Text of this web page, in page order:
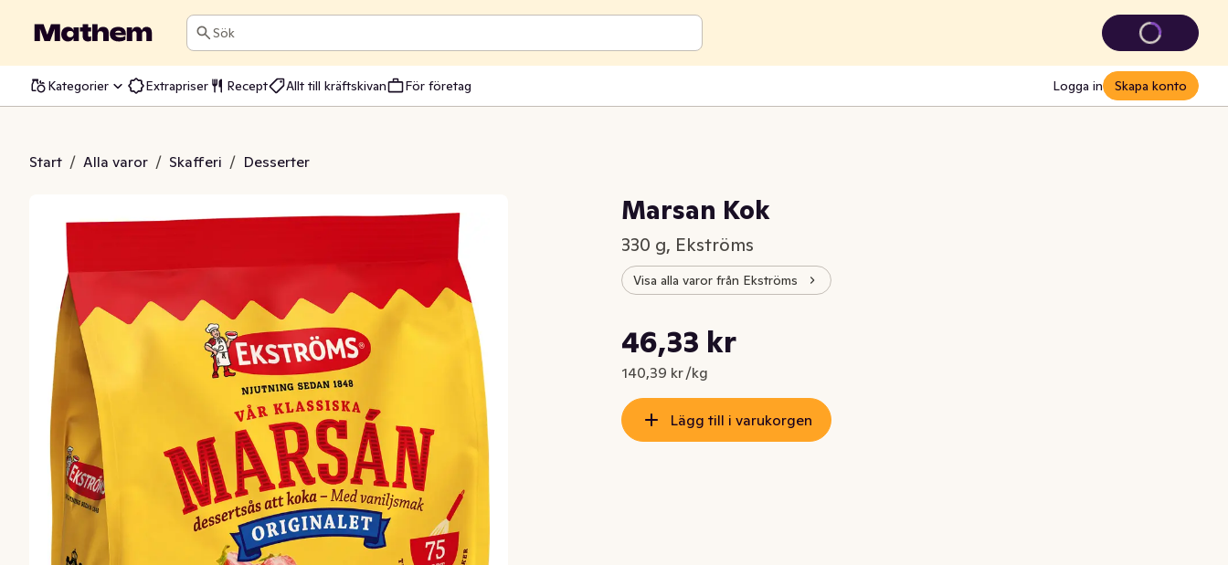
Sök
Kategorier Extrapriser Recept Allt till kräftskivan För företag Logga in Skapa konto
Start / Alla varor / Skafferi / Desserter
Kok
Marsan Kok
330 g, Ekströms
Visa alla varor från Ekströms
Nuvarande pris är: 46,33 kr
46,33 kr
140,39 kr /kg
Styckpris: 140,39 kr /kg
Lägg till i varukorgen